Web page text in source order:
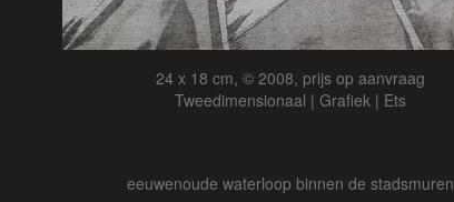
24 x 18 cm, © 2008, prijs op aanvraag
Tweedimensionaal | Grafiek | Ets
eeuwenoude waterloop binnen de stadsmuren